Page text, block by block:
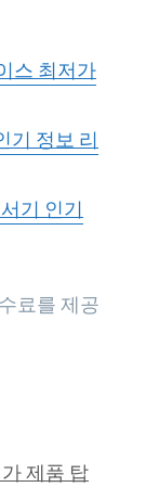
스 최저가
기 정보 리
기 인기
료를 제공
제품 탑